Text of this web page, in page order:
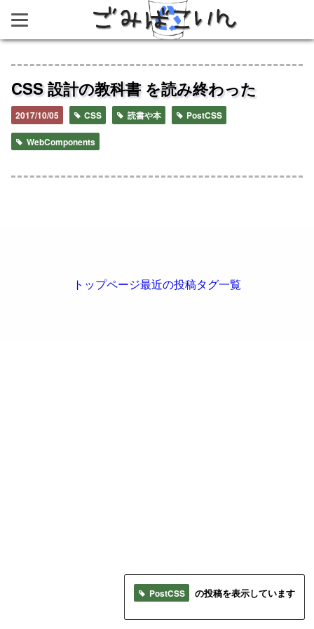
PostCSS の投稿を表示しています
CSS 設計の教科書 を読み終わった
2017/10/05 CSS 読書や本 PostCSS
WebComponents
ごみばこいん
トップページ最近の投稿タグ一覧